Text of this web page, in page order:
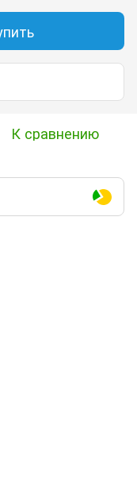
К сравнению